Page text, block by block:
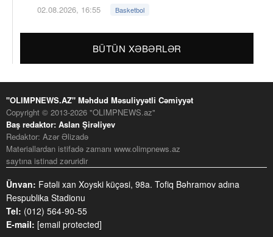
02.08.2026, 16:55 Basketbol
BÜTÜN XƏBƏRLƏR
"OLIMPNEWS.AZ" Məhdud Məsuliyyətli Cəmiyyət
Copyright © 2013-2026 "OLIMPNEWS.az"
Baş redaktor: Aslan Şirəliyev
Redaktor: Azər Əlizadə
Materiallardan istifadə zamanı www.olimpnews.az
saytına istinad zəruridir
Ünvan: Fətəli xan Xoyski küçəsi, 98a. Tofiq Bəhramov adına
Respublika Stadionu
Tel: (012) 564-90-55
E-mail: [email protected]